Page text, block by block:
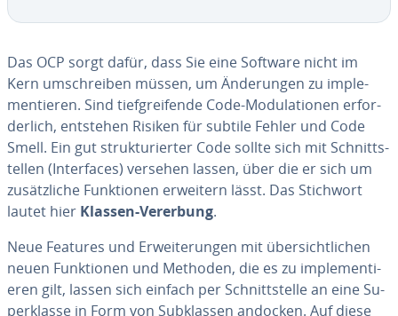
Das OCP sorgt dafür, dass Sie eine Software nicht im
Kern um­sch­rei­ben müssen, um Än­de­run­gen zu imp­le­
men­ti­eren. Sind ti­efg­rei­fende Code-Mo­du­la­tio­nen er­f­or­
der­lich, entstehen Risiken für subtile Fehler und Code
Smell. Ein gut struk­tu­rier­ter Code sollte sich mit Sch­nitts­
tel­len (In­ter­faces) versehen lassen, über die er sich um
zu­sätz­liche Funk­tio­nen erweitern lässt. Das Stichwort
lautet hier Klassen-Vererbung.
Neue Features und Erwei­te­run­gen mit über­sicht­lic­hen
neuen Funk­tio­nen und Methoden, die es zu imp­le­men­ti­
eren gilt, lassen sich einfach per Sch­nitts­telle an eine Su­
perklasse in Form von Subklas­sen andocken. Auf diese